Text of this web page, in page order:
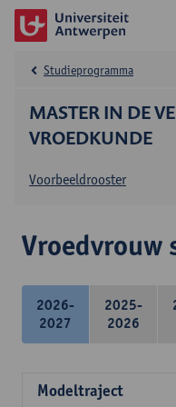
MASTER IN DE
VROEDKUNDE
Studieprogramma
Voorbeeldrooster
Vroedvrouw
2026-
2027
2025-
2026
Modeltraject